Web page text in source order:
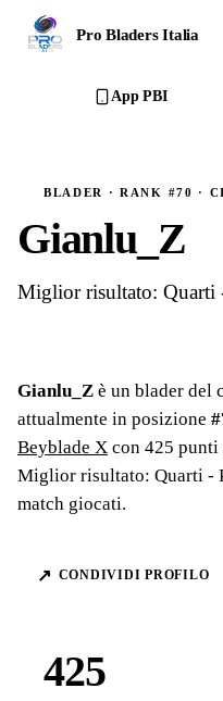
Pro Bladers Italia
Ranking
Regolamento
App PBI
BLADER · RANK #70 ·
Gianlu_Z
Miglior risultato: Quarti
Gianlu_Z è un blader del
attualmente in posizione #
Beyblade X con 425 punti
Miglior risultato: Quarti -
match giocati.
↗ CONDIVIDI PROFILO
425